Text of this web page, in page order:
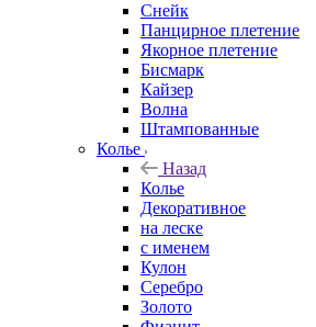
Снейк
Панцирное плетение
Якорное плетение
Бисмарк
Кайзер
Волна
Штампованные
Колье
Назад
Колье
Декоративное
на леске
с именем
Кулон
Серебро
Золото